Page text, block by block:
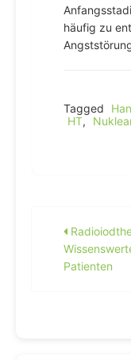
häufig zu
Tagged
HT,
Patienten